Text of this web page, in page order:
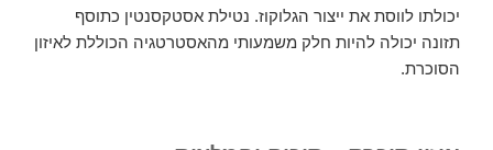
יכולתו לווסת את ייצור הגלוקוז. נטילת אסטקסנטין כתוסף
תזונה יכולה להיות חלק משמעותי מהאסטרטגיה הכוללת לאיזון
הסוכרת.